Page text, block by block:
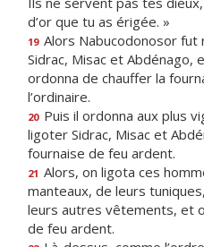
d’or que tu as érigée. »
19 Alors Nabucodonosor
Sidrac, Misac et Abdénago,
ordonna de chauffer la
l’ordinaire.
20 Puis il ordonna aux plus
ligoter Sidrac, Misac et
fournaise de feu ardent.
21 Alors, on ligota ces
manteaux, de leurs
leurs autres vêtements, et
de feu ardent.